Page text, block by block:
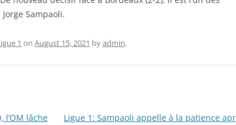
Sampaoli.
1 on August 15, 2021 byadmin.
l’OM lâche
Ligue 1: Sampaoli appelle à la patience